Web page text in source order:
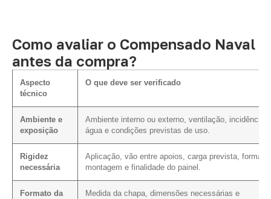
Como avaliar o Compensado Naval
antes da compra?
Aspecto
técnico
O que deve ser verificado
Ambiente e
exposição
Ambiente interno ou externo, ventilação, incidência
água e condições previstas de uso.
Rigidez
necessária
Aplicação, vão entre apoios, carga prevista, forma
montagem e finalidade do painel.
Formato da
Medida da chapa, dimensões necessárias e